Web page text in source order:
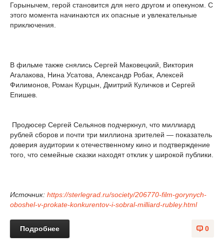
Горынычем, герой становится для него другом и опекуном. С
этого момента начинаются их опасные и увлекательные
приключения.
В фильме также снялись Сергей Маковецкий, Виктория
Агалакова, Нина Усатова, Александр Робак, Алексей
Филимонов, Роман Курцын, Дмитрий Куличков и Сергей
Епишев.
Продюсер Сергей Сельянов подчеркнул, что миллиард
рублей сборов и почти три миллиона зрителей — показатель
доверия аудитории к отечественному кино и подтверждение
того, что семейные сказки находят отклик у широкой публики.
Источник: https://sterlegrad.ru/society/206770-film-gorynych-
oboshel-v-prokate-konkurentov-i-sobral-milliard-rubley.html
0
Подробнее